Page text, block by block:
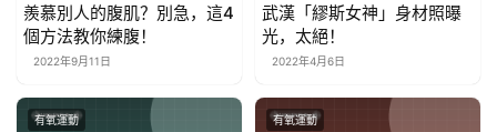
羨慕別人的腹肌？別急，這4
個方法教你練腹！
2022年9月11日
武漢「繆斯女神」身材照曝
光，太絕！
2022年4月6日
有氧運動 有氧運動